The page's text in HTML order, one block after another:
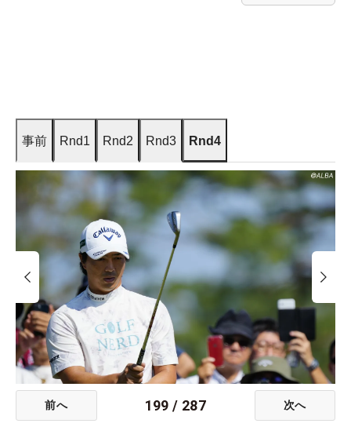
事前 Rnd1 Rnd2 Rnd3 Rnd4
前へ 199 / 287 次へ